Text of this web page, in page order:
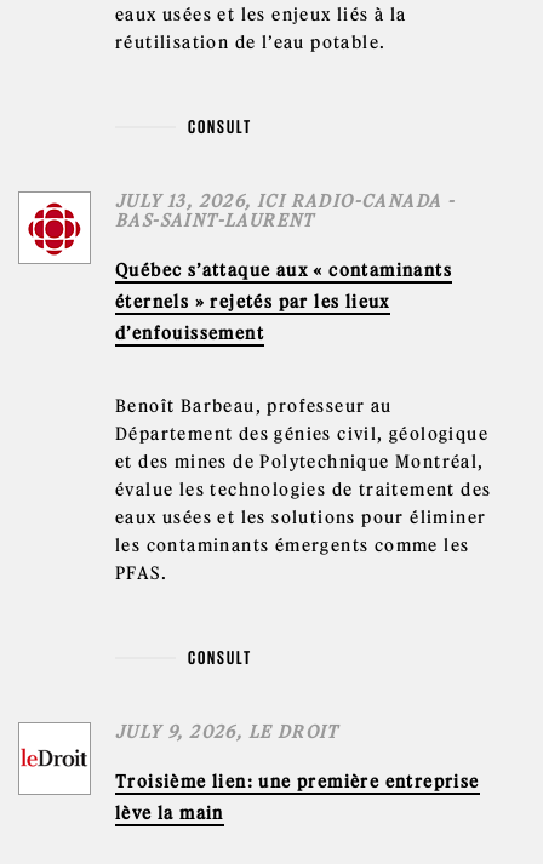
eaux usées et les enjeux liés à la
réutilisation de l’eau potable.
CONSULT
JULY 13, 2026, ICI RADIO-CANADA -
BAS-SAINT-LAURENT
Québec s’attaque aux « contaminants
éternels » rejetés par les lieux
d’enfouissement
Benoît Barbeau, professeur au
Département des génies civil, géologique
et des mines de Polytechnique Montréal,
évalue les technologies de traitement des
eaux usées et les solutions pour éliminer
les contaminants émergents comme les
PFAS.
CONSULT
JULY 9, 2026, LE DROIT
Troisième lien: une première entreprise
lève la main